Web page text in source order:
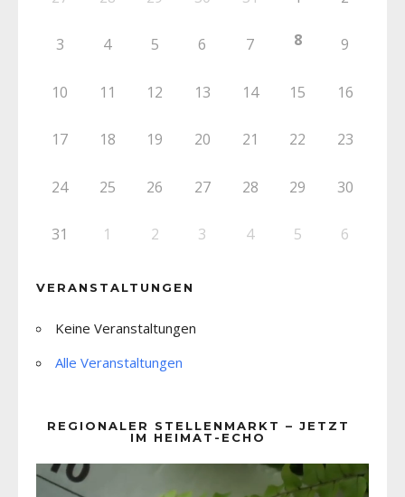
3 4 5 6 7 8 9
10 11 12 13 14 15 16
17 18 19 20 21 22 23
24 25 26 27 28 29 30
31 1 2 3 4 5 6
VERANSTALTUNGEN
Keine Veranstaltungen
Alle Veranstaltungen
REGIONALER STELLENMARKT – JETZT
IM HEIMAT-ECHO